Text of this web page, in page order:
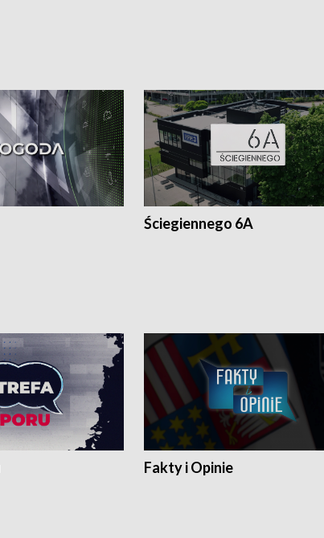
Ściegiennego 6A
Fakty i Opinie